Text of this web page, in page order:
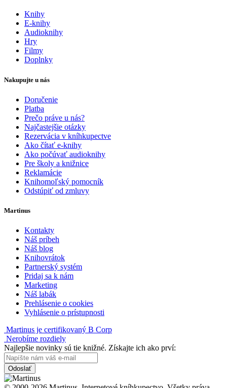
Knihy
E-knihy
Audioknihy
Hry
Filmy
Doplnky
Nakupujte u nás
Doručenie
Platba
Prečo práve u nás?
Najčastejšie otázky
Rezervácia v kníhkupectve
Ako čítať e-knihy
Ako počúvať audioknihy
Pre školy a knižnice
Reklamácie
Knihomoľský pomocník
Odstúpiť od zmluvy
Martinus
Kontakty
Náš príbeh
Náš blog
Knihovrátok
Partnerský systém
Pridaj sa k nám
Marketing
Náš labák
Prehlásenie o cookies
Vyhlásenie o prístupnosti
Martinus je certifikovaný B Corp
Nerobíme rozdiely
Najlepšie novinky sú tie knižné. Získajte ich ako prví:
Odoslať